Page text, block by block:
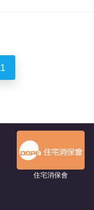
1
住宅消保會